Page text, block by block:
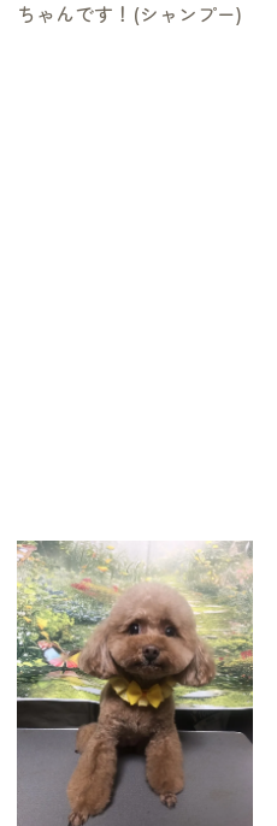
ちゃんです！(シャンプー)
合わせください